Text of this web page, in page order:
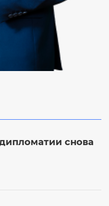
снова